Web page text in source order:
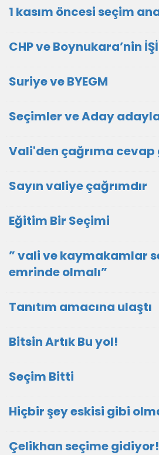
1 kasım öncesi seçim
CHP ve Boynukara’nin
Suriye ve BYEGM
Seçimler ve Aday
Vali'den çağrıma cevap
Sayın valiye çağrımdır
Eğitim Bir Seçimi
” vali ve kaymakamlar
emrinde olmalı”
Tanıtım amacına ulaştı
Bitsin Artık Bu yol!
Seçim Bitti
Hiçbir şey eskisi gibi
Çelikhan seçime gidiyor!